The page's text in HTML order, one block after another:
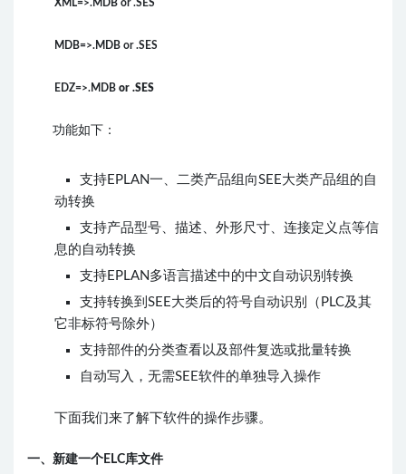
XML=>.MDB or .SES
MDB=>.MDB or .SES
EDZ=>.MDB or .SES
功能如下：
支持EPLAN一、二类产品组向SEE大类产品组的自
动转换
支持产品型号、描述、外形尺寸、连接定义点等信
息的自动转换
支持EPLAN多语言描述中的中文自动识别转换
支持转换到SEE大类后的符号自动识别（PLC及其
它非标符号除外）
支持部件的分类查看以及部件复选或批量转换
自动写入，无需SEE软件的单独导入操作
下面我们来了解下软件的操作步骤。
一、新建一个ELC库文件